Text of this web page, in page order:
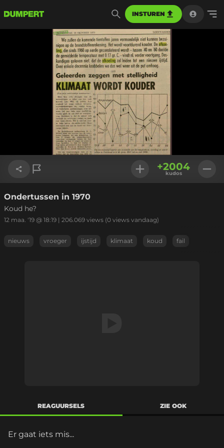
INSTUREN
Link kopiëren
+2004
kudos
Ondertussen in 1970
Koud he?
12 maa. '19 @ 18:19 | 206.069 views (0 views vandaag)
nieuws vroeger ijstijd klimaat koud fail
REAGUURSELS ZIE OOK
Er gaat iets mis...